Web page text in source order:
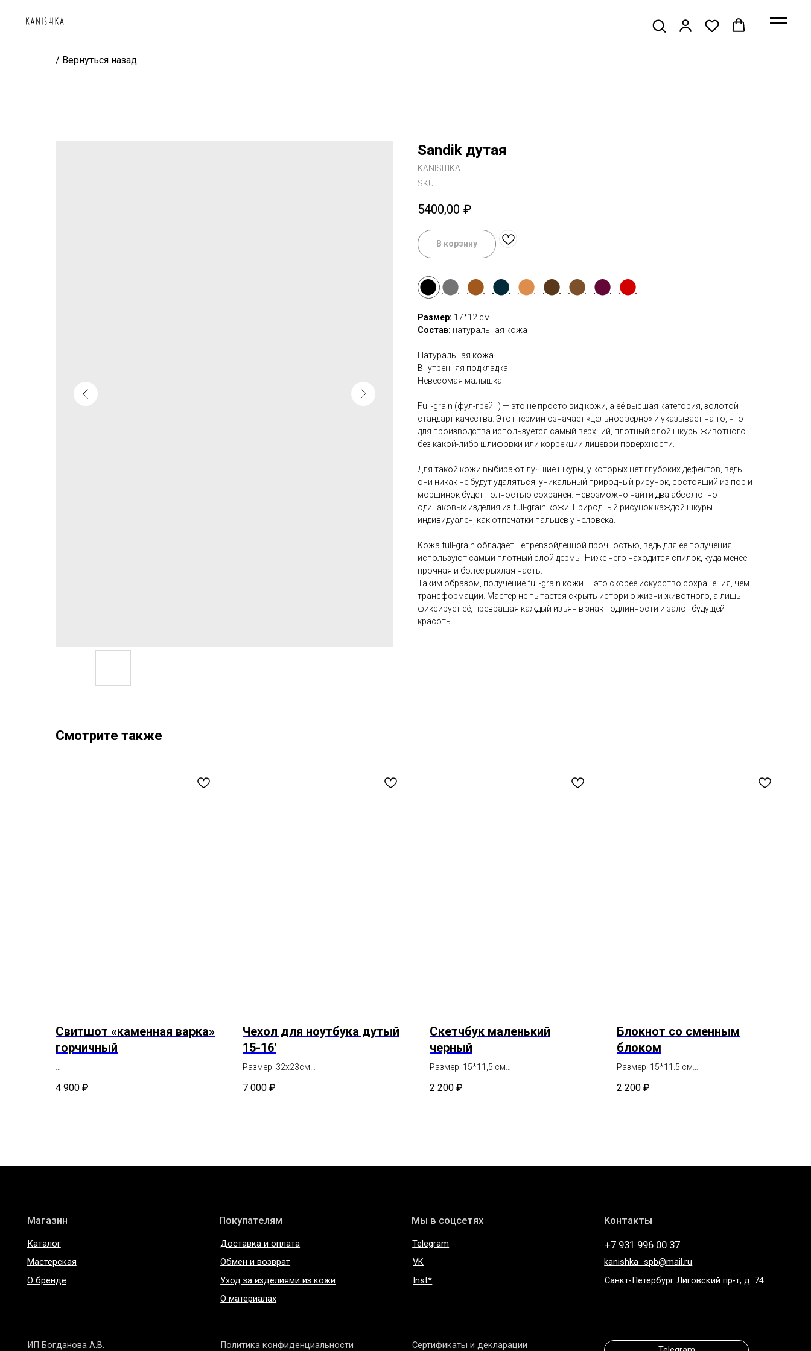
/ Вернуться назад
Sandik дутая
KANISШKA
SKU:
5400,00 ₽
В корзину
⬤ ⬤ ⬤ ⬤ ⬤ ⬤ ⬤ ⬤ ⬤
Размер: 17*12 см
Состав: натуральная кожа
Натуральная кожа
Внутренняя подкладка
Невесомая малышка
Full-grain (фул-грейн) — это не просто вид кожи, а её высшая категория, золотой
стандарт качества. Этот термин означает «цельное зерно» и указывает на то, что
для производства используется самый верхний, плотный слой шкуры животного
без какой-либо шлифовки или коррекции лицевой поверхности.
Для такой кожи выбирают лучшие шкуры, у которых нет глубоких дефектов, ведь
они никак не будут удаляться, уникальный природный рисунок, состоящий из пор и
морщинок будет полностью сохранен. Невозможно найти два абсолютно
одинаковых изделия из full-grain кожи. Природный рисунок каждой шкуры
индивидуален, как отпечатки пальцев у человека.
Кожа full-grain обладает непревзойденной прочностью, ведь для её получения
используют самый плотный слой дермы. Ниже него находится спилок, куда менее
прочная и более рыхлая часть.
Таким образом, получение full-grain кожи — это скорее искусство сохранения, чем
трансформации. Мастер не пытается скрыть историю жизни животного, а лишь
фиксирует её, превращая каждый изъян в знак подлинности и залог будущей
красоты.
Смотрите также
Свитшот «каменная варка»
горчичный
4 900 ₽
Чехол для ноутбука дутый
15-16'
Размер: 32х23см
7 000 ₽
Скетчбук маленький
черный
Размер: 15*11,5 см
2 200 ₽
Блокнот со сменным
блоком
Размер: 15*11.5 см
2 200 ₽
Магазин Покупателям Мы в соцсетях
ОГРНИП 307 7847 081 00060
Пользовательское соглашение